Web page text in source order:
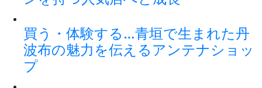
買う・体験する…青垣で生まれた丹
波布の魅力を伝えるアンテナショッ
プ